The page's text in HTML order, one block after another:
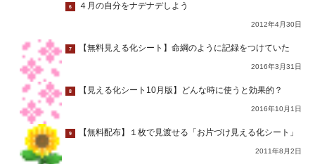
6 ４月の自分をナデナデしよう
2012年4月30日
7 【無料見える化シート】命綱のように記録をつけていた
2016年3月31日
8 【見える化シート10月版】どんな時に使うと効果的？
2016年10月1日
9 【無料配布】１枚で見渡せる「お片づけ見える化シート」
2011年8月2日